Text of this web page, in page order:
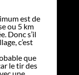
est de
ou 5 km
Donc s’il
c’est
que
le tir des
une